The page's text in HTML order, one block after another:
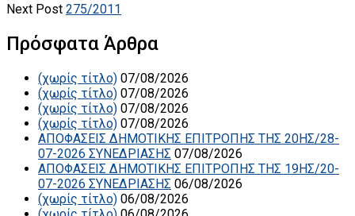
Next Post 275/2011
Πρόσφατα Άρθρα
(χωρίς τίτλο) 07/08/2026
(χωρίς τίτλο) 07/08/2026
(χωρίς τίτλο) 07/08/2026
(χωρίς τίτλο) 07/08/2026
ΑΠΟΦΑΣΕΙΣ ΔΗΜΟΤΙΚΗΣ ΕΠΙΤΡΟΠΗΣ ΤΗΣ 20ΗΣ/28-
07-2026 ΣΥΝΕΔΡΙΑΣΗΣ 07/08/2026
ΑΠΟΦΑΣΕΙΣ ΔΗΜΟΤΙΚΗΣ ΕΠΙΤΡΟΠΗΣ ΤΗΣ 19ΗΣ/20-
07-2026 ΣΥΝΕΔΡΙΑΣΗΣ 06/08/2026
(χωρίς τίτλο) 06/08/2026